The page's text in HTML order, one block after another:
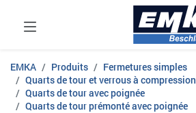
EMKA Produits
Fermetures simples
Quarts de tour et verrous à compression
Quarts de tour avec poignée
Quarts de tour prémonté avec poignée